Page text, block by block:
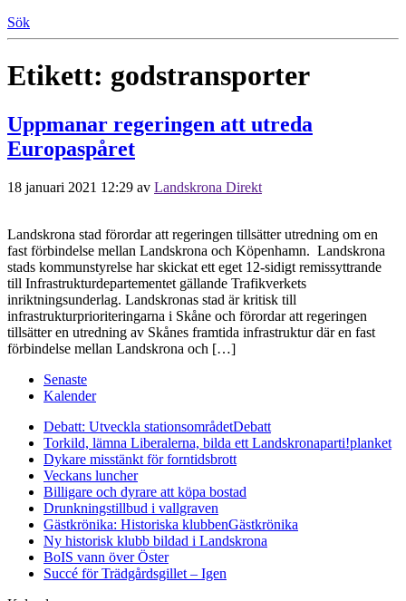
Sök
Etikett: godstransporter
Uppmanar regeringen att utreda
Europaspåret
18 januari 2021 12:29 av Landskrona Direkt
Landskrona stad förordar att regeringen tillsätter utredning om en
fast förbindelse mellan Landskrona och Köpenhamn. Landskrona
stads kommunstyrelse har skickat ett eget 12-sidigt remissyttrande
till Infrastrukturdepartementet gällande Trafikverkets
inriktningsunderlag. Landskronas stad är kritisk till
infrastrukturprioriteringarna i Skåne och förordar att regeringen
tillsätter en utredning av Skånes framtida infrastruktur där en fast
förbindelse mellan Landskrona och […]
Senaste
Kalender
Debatt: Utveckla stationsområdetDebatt
Torkild, lämna Liberalerna, bilda ett Landskronaparti!planket
Dykare misstänkt för forntidsbrott
Veckans luncher
Billigare och dyrare att köpa bostad
Drunkningstillbud i vallgraven
Gästkrönika: Historiska klubbenGästkrönika
Ny historisk klubb bildad i Landskrona
BoIS vann över Öster
Succé för Trädgårdsgillet – Igen